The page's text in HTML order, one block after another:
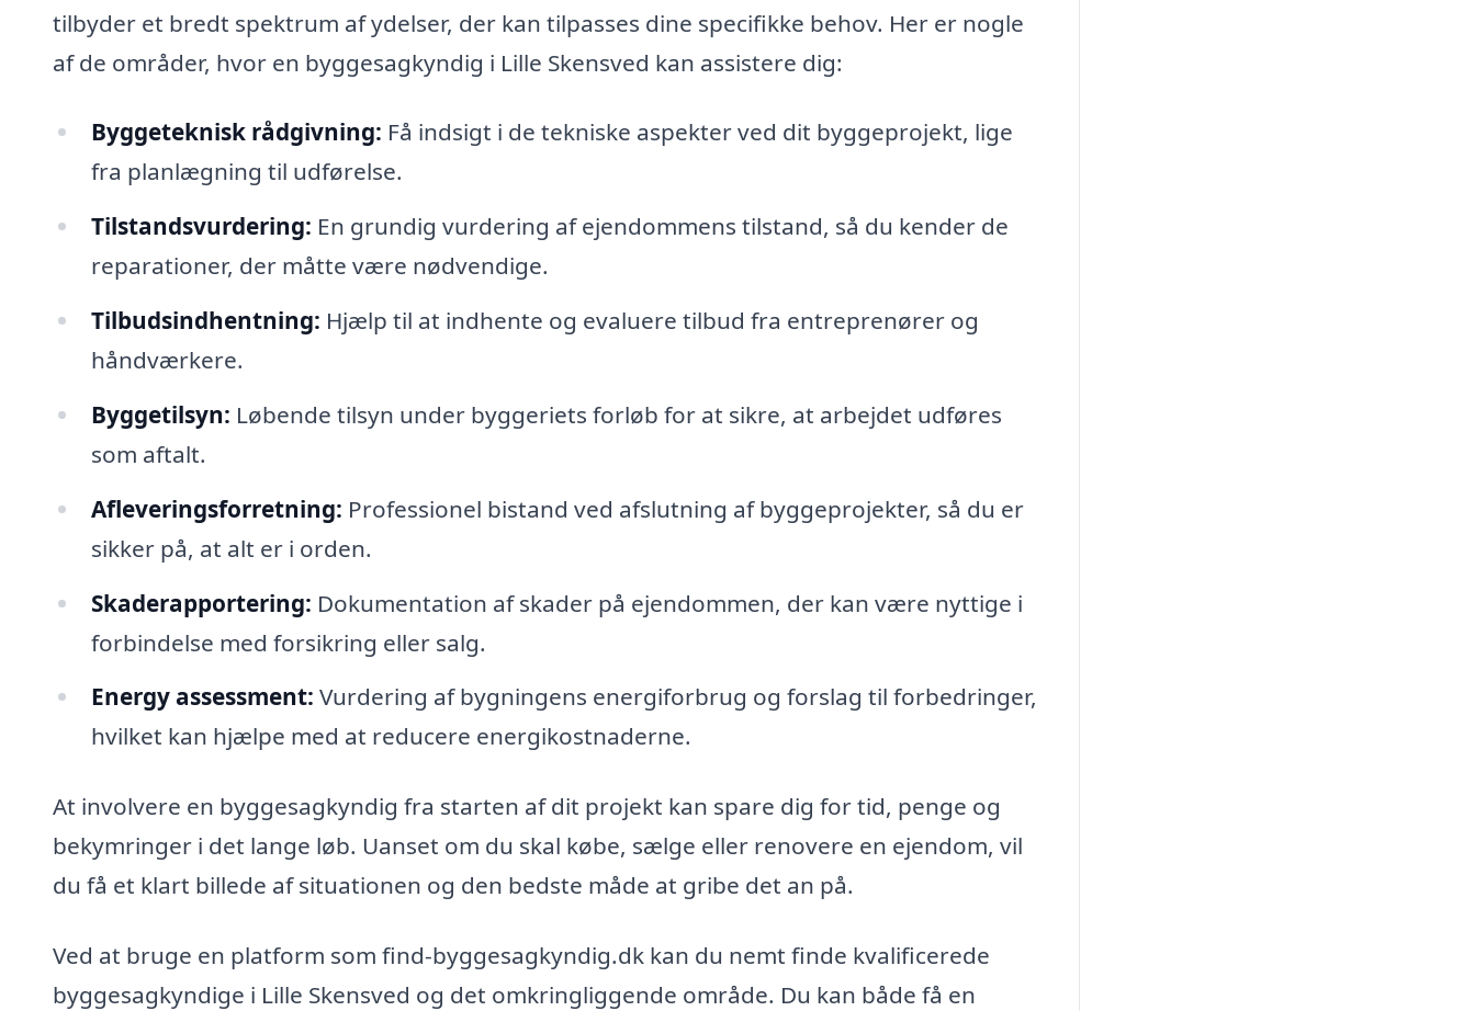
tilbyder et bredt spektrum af ydelser, der kan tilpasses dine specifikke behov. Her er nogle
af de områder, hvor en byggesagkyndig i Lille Skensved kan assistere dig:
Byggeteknisk rådgivning: Få indsigt i de tekniske aspekter ved dit byggeprojekt, lige
fra planlægning til udførelse.
Tilstandsvurdering: En grundig vurdering af ejendommens tilstand, så du kender de
reparationer, der måtte være nødvendige.
Tilbudsindhentning: Hjælp til at indhente og evaluere tilbud fra entreprenører og
håndværkere.
Byggetilsyn: Løbende tilsyn under byggeriets forløb for at sikre, at arbejdet udføres
som aftalt.
Afleveringsforretning: Professionel bistand ved afslutning af byggeprojekter, så du er
sikker på, at alt er i orden.
Skaderapportering: Dokumentation af skader på ejendommen, der kan være nyttige i
forbindelse med forsikring eller salg.
Energy assessment: Vurdering af bygningens energiforbrug og forslag til forbedringer,
hvilket kan hjælpe med at reducere energikostnaderne.
At involvere en byggesagkyndig fra starten af dit projekt kan spare dig for tid, penge og
bekymringer i det lange løb. Uanset om du skal købe, sælge eller renovere en ejendom, vil
du få et klart billede af situationen og den bedste måde at gribe det an på.
Ved at bruge en platform som find-byggesagkyndig.dk kan du nemt finde kvalificerede
byggesagkyndige i Lille Skensved og det omkringliggende område. Du kan både få en